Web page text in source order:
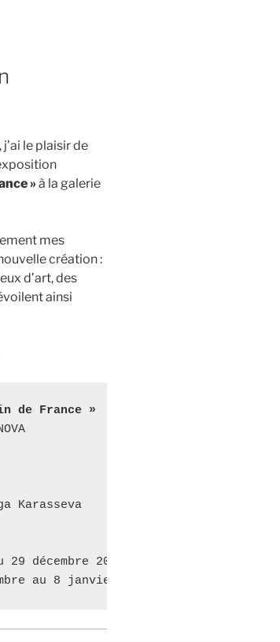
le plaisir de
» à la galerie
mes
création :
d’art, des
ainsi
de France »
Karasseva
décembre 2014
au 8 janvier 2015.